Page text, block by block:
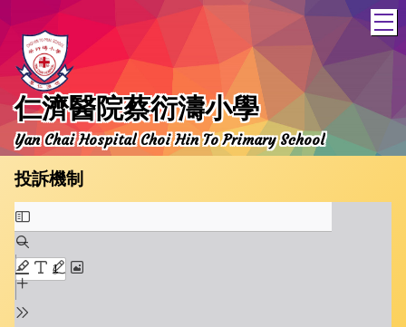
仁濟醫院蔡衍濤小學
Yan Chai Hospital Choi Hin To Primary School
投訴機制